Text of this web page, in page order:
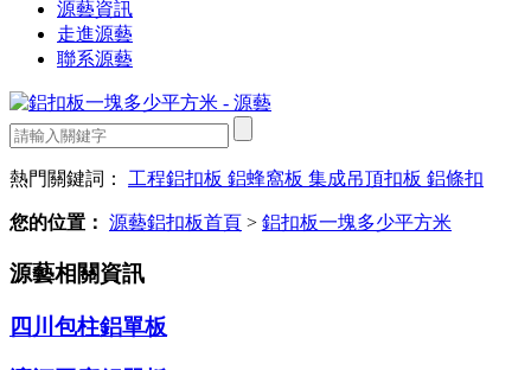
源藝資訊
走進源藝
聯系源藝
熱門關鍵詞： 工程鋁扣板 鋁蜂窩板 集成吊頂扣板 鋁條扣
您的位置： 源藝鋁扣板首頁 > 鋁扣板一塊多少平方米
源藝相關資訊
四川包柱鋁單板